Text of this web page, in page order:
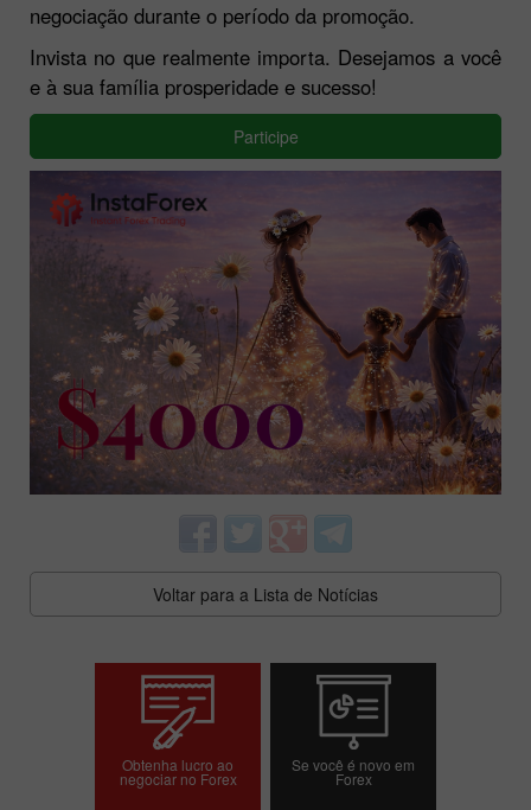
negociação durante o período da promoção.
Invista no que realmente importa. Desejamos a você
e à sua família prosperidade e sucesso!
Participe
Voltar para a Lista de Notícias
Obtenha lucro ao
negociar no Forex
Se você é novo em
Forex